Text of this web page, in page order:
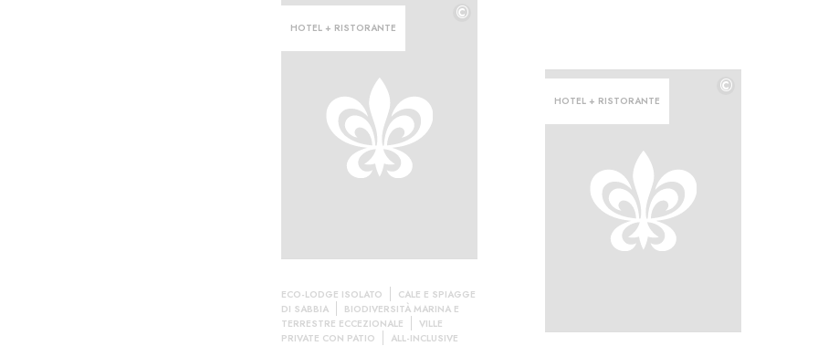
HOTEL + RISTORANTE
©
ECO-LODGE ISOLATO
CALE E SPIAGGE
DI SABBIA
BIODIVERSITÀ MARINA E
TERRESTRE ECCEZIONALE
VILLE
PRIVATE CON PATIO
ALL-INCLUSIVE
HOTEL + RISTORANTE
©